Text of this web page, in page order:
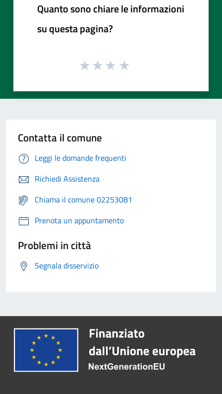
Quanto sono chiare le informazioni
su questa pagina?
Contatta il comune
Leggi le domande frequenti
Richiedi Assistenza
Chiama il comune 02253081
Prenota un appuntamento
Problemi in città
Segnala disservizio